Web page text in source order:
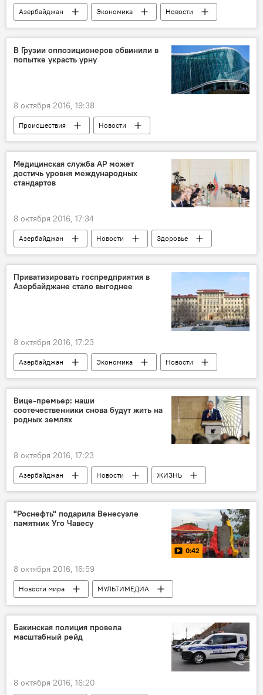
Азербайджан Экономика
Новости
Новости мира
В Грузии оппозиционеров обвинили в
попытке украсть урну
8 октября 2016, 19:38
Происшествия
Новости
Новости мира
ЖИЗНЬ
Медицинская служба АР может
достичь уровня международных
стандартов
8 октября 2016, 17:34
Азербайджан Новости
Здоровье
ЖИЗНЬ
Приватизировать госпредприятия в
Азербайджане стало выгоднее
8 октября 2016, 17:23
Азербайджан Экономика Новости
Вице-премьер: наши
соотечественники снова будут жить на
родных землях
8 октября 2016, 17:23
Азербайджан Новости ЖИЗНЬ
"Роснефть" подарила Венесуэле
памятник Уго Чавесу
0:42
8 октября 2016, 16:59
Новости мира
МУЛЬТИМЕДИА
Россия
Видео
Венесуэла
город Сабанете
Уго Чавес
Игорь Сечин
открытие памятника Уго Чавесу
Бакинская полиция провела
масштабный рейд
8 октября 2016, 16:20